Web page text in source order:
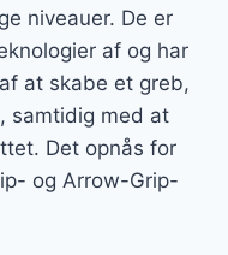
niveauer. De er
af og har
at skabe et greb,
samtidig med at
Det opnås for
og Arrow-Grip-